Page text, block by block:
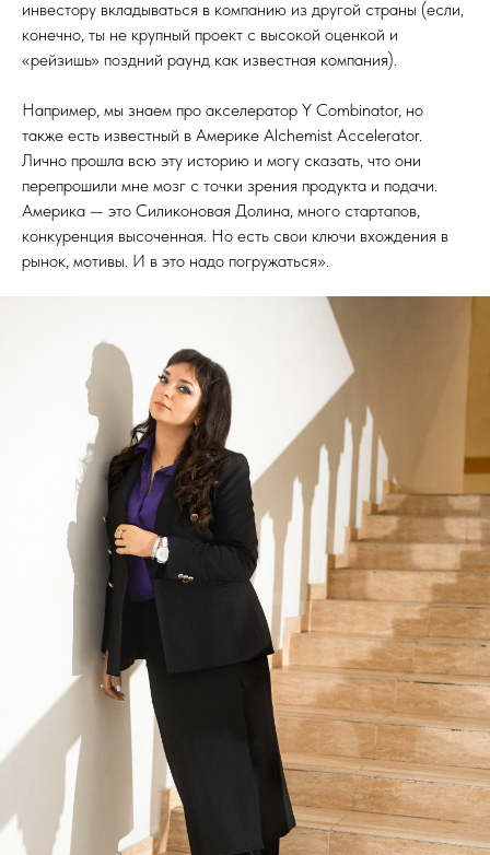
инвестору вкладываться в компанию из другой страны (если,
конечно, ты не крупный проект с высокой оценкой и
«рейзишь» поздний раунд как известная компания).
Например, мы знаем про акселератор Y Combinator, но
также есть известный в Америке Alchemist Accelerator.
Лично прошла всю эту историю и могу сказать, что они
перепрошили мне мозг с точки зрения продукта и подачи.
Америка — это Силиконовая Долина, много стартапов,
конкуренция высоченная. Но есть свои ключи вхождения в
рынок, мотивы. И в это надо погружаться».